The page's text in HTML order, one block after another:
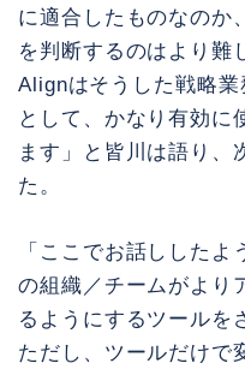
に適合したものなのか
を判断するのはより難
Alignはそうした戦略
として、かなり有効に
ます」と皆川は語り、
た。
「ここでお話しした
の組織／チームがより
るようにするツールを
ただし、ツールだけで